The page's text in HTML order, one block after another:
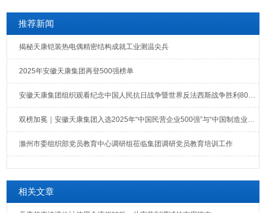
推荐新闻
揭秘天康铠装热电偶精密结构成就工业测温尖兵
2025年安徽天康集团再登500强榜单
安徽天康集团组织观看纪念中国人民抗日战争暨世界反法西斯战争胜利80周年大会直播
双榜加冕｜安徽天康集团入选2025年“中国民营企业500强”与“中国制造业民营企业500强”榜单
滁州市委组织部党员教育中心调研组莅临集团调研党员教育培训工作
相关文章